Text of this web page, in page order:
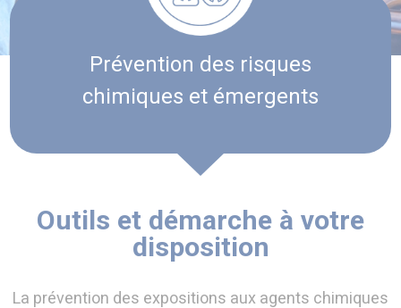
Prévention des risques
chimiques et émergents
Outils et démarche à votre
disposition
La prévention des expositions aux agents chimiques